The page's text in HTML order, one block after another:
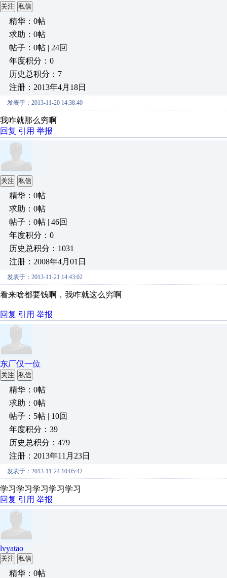
关注 私信
精华：0帖
求助：0帖
帖子：0帖 | 24回
年度积分：0
历史总积分：7
注册：2013年4月18日
发表于：2013-11-20 14:38:40
我咋就那么穷啊
回复 引用 举报
关注 私信
精华：0帖
求助：0帖
帖子：0帖 | 46回
年度积分：0
历史总积分：1031
注册：2008年4月01日
发表于：2013-11-21 14:43:02
看来啥都要钱啊，我咋就这么穷啊
回复 引用 举报
东厂仅一位
关注 私信
精华：0帖
求助：0帖
帖子：5帖 | 10回
年度积分：39
历史总积分：479
注册：2013年11月23日
发表于：2013-11-24 10:05:42
学习学习学习学习学习
回复 引用 举报
lvyatao
关注 私信
精华：0帖